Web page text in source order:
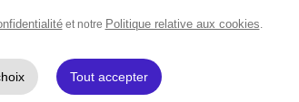
et notre Politique relative aux cookies
Tout accepter